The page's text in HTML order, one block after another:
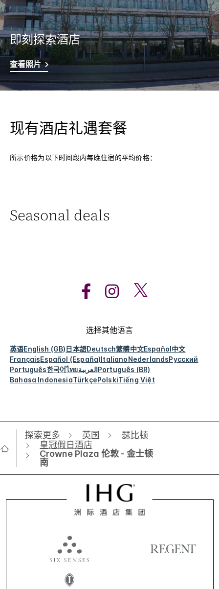
即刻探索酒店
查看照片
现有酒店礼遇套餐
所示价格为以下时间段内每晚住宿的平均价格：
Seasonal deals
选择其他语言
英语English (GB)日本語Deutsch繁體中文Español中文
FrançaisEspañol (España)ItalianoNederlandsРусский
Português한국어ไทยالعربيةPortuguês (BR)
Bahasa IndonesiaTürkçePolskiTiếng Việt
探索更多 英国
瑟比顿
皇冠假日酒店
Crowne Plaza 伦敦 - 金士顿
南